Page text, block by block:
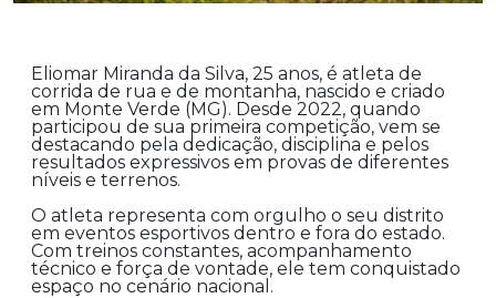
Eliomar Miranda da Silva, 25 anos, é atleta de
corrida de rua e de montanha, nascido e criado
em Monte Verde (MG). Desde 2022, quando
participou de sua primeira competição, vem se
destacando pela dedicação, disciplina e pelos
resultados expressivos em provas de diferentes
níveis e terrenos.
O atleta representa com orgulho o seu distrito
em eventos esportivos dentro e fora do estado.
Com treinos constantes, acompanhamento
técnico e força de vontade, ele tem conquistado
espaço no cenário nacional.